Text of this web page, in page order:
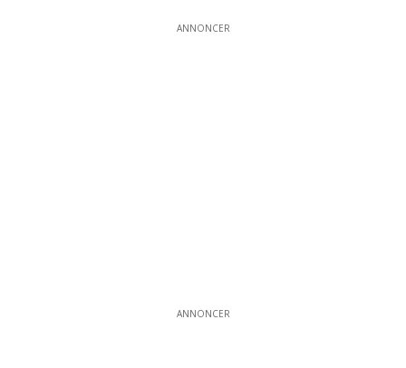
ANNONCER
ANNONCER